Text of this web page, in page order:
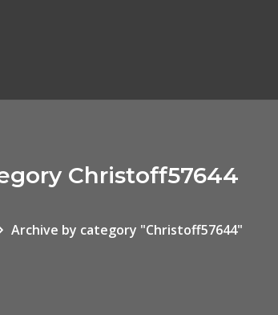
Christoff57644
Archive by category "Christoff57644"